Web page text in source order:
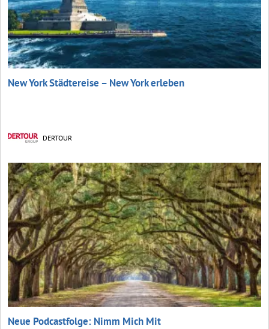
New York Städtereise – New York erleben
DERTOUR
Neue Podcastfolge: Nimm Mich Mit